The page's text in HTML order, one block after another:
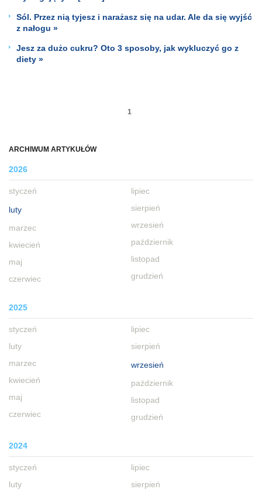
ARCHIWUM ARTYKUŁÓW
2026
styczeń
luty
marzec
kwiecień
maj
czerwiec
lipiec
sierpień
wrzesień
październik
listopad
grudzień
2025
styczeń
luty
marzec
kwiecień
maj
czerwiec
lipiec
sierpień
wrzesień
październik
listopad
grudzień
2024
styczeń
luty
lipiec
sierpień
Sól. Przez nią tyjesz i narażasz się na udar. Ale da się wyjść
z nałogu »
Jesz za dużo cukru? Oto 3 sposoby, jak wykluczyć go z
diety »
1